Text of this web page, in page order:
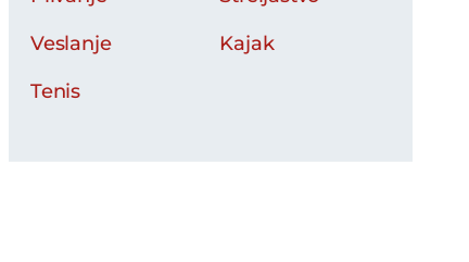
Veslanje
Kajak
Tenis